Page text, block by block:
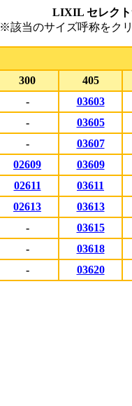
LIXIL セレクト
※該当のサイズ呼称をク
300 405
-
03603
-
03605
-
03607
02609
03609
02611
03611
02613
03613
-
03615
-
03618
- 03620